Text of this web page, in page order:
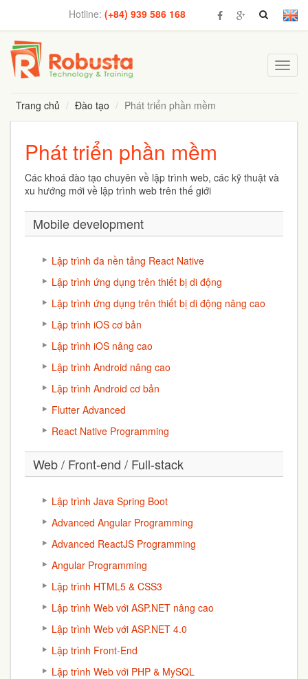
Hotline: (+84) 939 586 168
Trang chủ
Đào tạo Phát triển phần mềm
Phát triển phần mềm
Các khoá đào tạo chuyên về lập trình web, các kỹ thuật và
xu hướng mới về lập trình web trên thế giới
Mobile development
Lập trình đa nền tảng React Native
Lập trình ứng dụng trên thiết bị di động
Lập trình ứng dụng trên thiết bị di động nâng cao
Lập trình iOS cơ bản
Lập trình iOS nâng cao
Lập trình Android nâng cao
Lập trình Android cơ bản
Flutter Advanced
React Native Programming
Web / Front-end / Full-stack
Lập trình Java Spring Boot
Advanced Angular Programming
Advanced ReactJS Programming
Angular Programming
Lập trình HTML5 & CSS3
Lập trình Web với ASP.NET nâng cao
Lập trình Web với ASP.NET 4.0
Lập trình Front-End
Lập trình Web với PHP & MySQL